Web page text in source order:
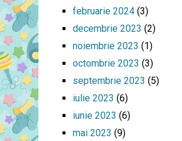
februarie 2024(3)
decembrie 2023 (2)
noiembrie 2023 (1)
octombrie 2023 (3)
septembrie 2023 (5)
iulie 2023 (6)
iunie 2023 (6)
mai 2023 (9)